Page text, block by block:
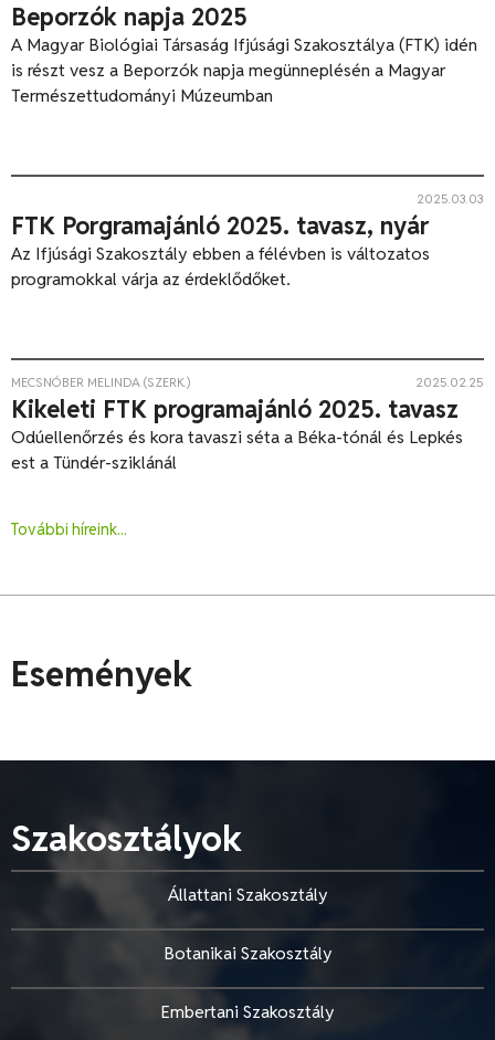
Beporzók napja 2025
A Magyar Biológiai Társaság Ifjúsági Szakosztálya (FTK) idén
is részt vesz a Beporzók napja megünneplésén a Magyar
Természettudományi Múzeumban
FTK Porgramajánló 2025. tavasz, nyár
2025.03.03
Az Ifjúsági Szakosztály ebben a félévben is változatos
programokkal várja az érdeklődőket.
Kikeleti FTK programajánló 2025. tavasz
MECSNÓBER MELINDA (SZERK.) 2025.02.25
Odúellenőrzés és kora tavaszi séta a Béka-tónál és Lepkés
est a Tündér-sziklánál
További híreink...
Események
Szakosztályok
Állattani Szakosztály
Botanikai Szakosztály
Embertani Szakosztály